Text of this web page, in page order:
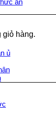
giỏ hàng.
ăn
ủ